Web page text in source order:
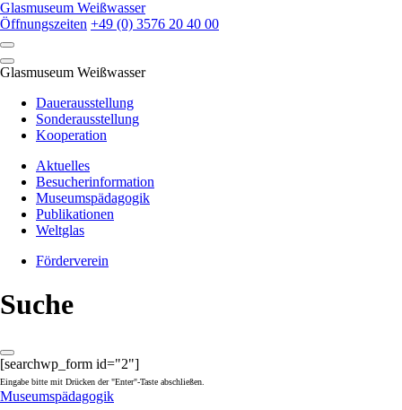
Skip
to
content
Glasmuseum Weißwasser
Öffnungszeiten +49 (0) 3576 20 40 00
Glasmuseum Weißwasser
Dauerausstellung
Sonderausstellung
Kooperation
Aktuelles
Besucherinformation
Museumspädagogik
Publikationen
Weltglas
Förderverein
Suche
[searchwp_form id="2"]
Eingabe bitte mit Drücken der "Enter"-Taste abschließen.
Museumspädagogik